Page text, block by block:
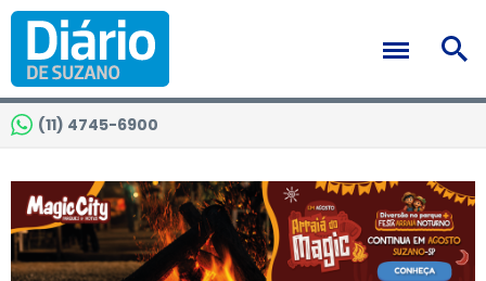
(11) 4745-6900